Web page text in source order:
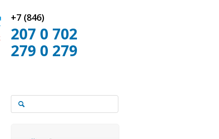
+7 (846)
207 0 702
279 0 279